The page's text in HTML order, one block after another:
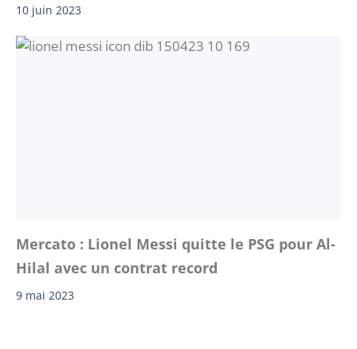
10 juin 2023
Mercato : Lionel Messi quitte le PSG pour Al-
Hilal avec un contrat record
9 mai 2023